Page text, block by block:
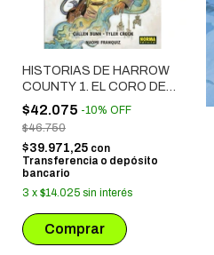
HISTORIAS DE HARROW
COUNTY 1. EL CORO DE
LA MUERTE
$42.075 -10% OFF
$46.750
$39.971,25 con
Transferencia o depósito
bancario
3 x $14.025 sin interés